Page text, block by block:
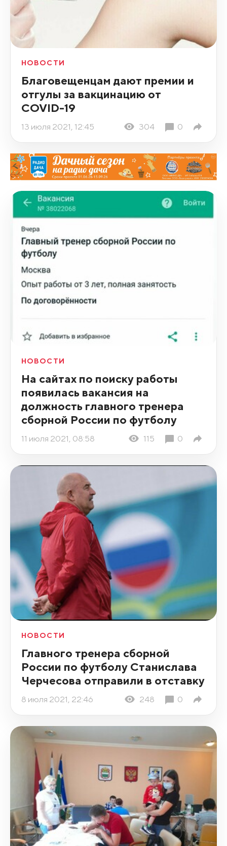
НОВОСТИ
Благовещенцам дают премии и
отгулы за вакцинацию от
COVID-19
13 июля 2021, 12:45 304 0
НОВОСТИ
На сайтах по поиску работы
появилась вакансия на
должность главного тренера
сборной России по футболу
11 июля 2021, 08:58 115 0
НОВОСТИ
Главного тренера сборной
России по футболу Станислава
Черчесова отправили в отставку
8 июля 2021, 22:46 248 0